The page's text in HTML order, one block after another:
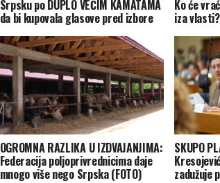
Srpsku po DUPLO VEĆIM KAMATAMA
da bi kupovala glasove pred izbore
Ko će
iza vlasti?
OGROMNA RAZLIKA U IZDVAJANJIMA:
Federacija poljoprivrednicima daje
mnogo više nego Srpska (FOTO)
SKUPO
zadužuje